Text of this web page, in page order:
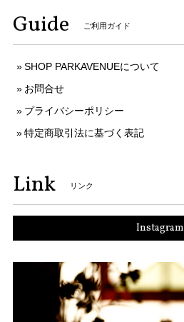
Guide ご利用ガイド
SHOP PARKAVENUEについて
お問合せ
プライバシーポリシー
特定商取引法に基づく表記
Link リンク
Instagram